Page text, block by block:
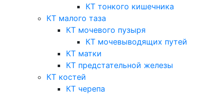
КТ тонкого кишечника
КТ малого таза
КТ мочевого пузыря
КТ мочевыводящих путей
КТ матки
КТ предстательной железы
КТ костей
КТ черепа